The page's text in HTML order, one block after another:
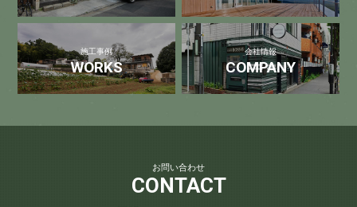
施工事例
WORKS
会社情報
COMPANY
お問い合わせ
CONTACT